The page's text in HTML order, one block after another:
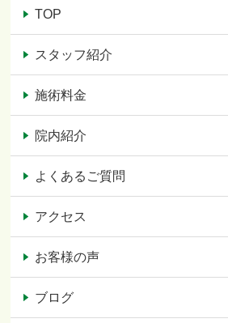
TOP
スタッフ紹介
施術料金
院内紹介
よくあるご質問
アクセス
お客様の声
ブログ